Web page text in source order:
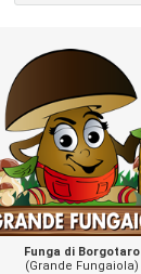
Funga di Borgotaro
(Grande Fungaiola)